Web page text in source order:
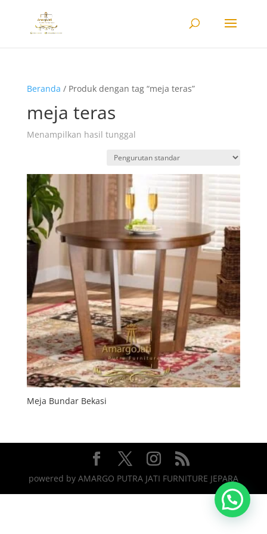
Beranda / Produk dengan tag “meja teras”
meja teras
Menampilkan hasil tunggal
Meja Bundar Bekasi
powered by AMARGO PUTRA JATI FURNITURE JEPARA